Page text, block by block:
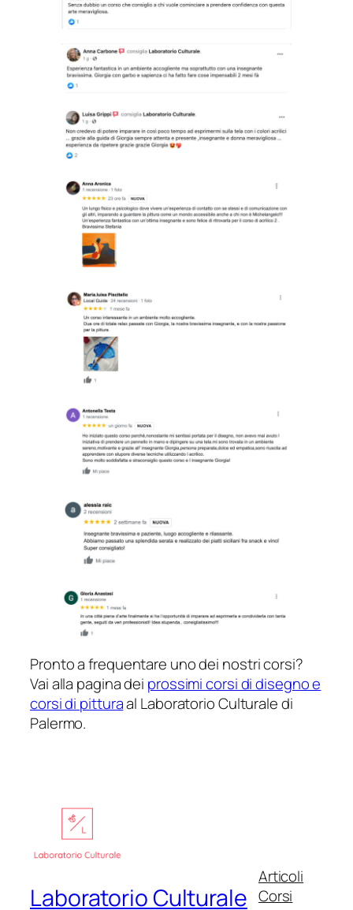
Pronto a frequentare uno dei nostri corsi?
Vai alla pagina dei prossimi corsi di disegno e
corsi di pitturaal Laboratorio Culturale di
Palermo.
Laboratorio Culturale
Articoli
Corsi